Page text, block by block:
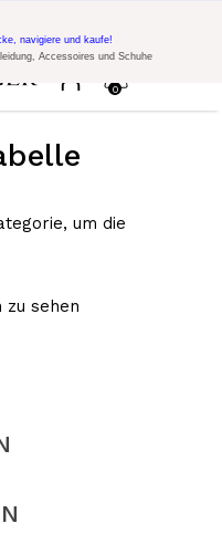
300€ Einkauf mit Code:
0
navigiere und kaufe!
Accessoires und Schuhe
um die
zu sehen